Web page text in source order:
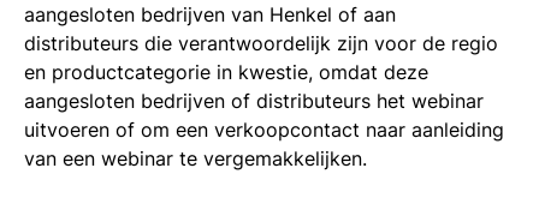
aangesloten bedrijven van Henkel of aan
distributeurs die verantwoordelijk zijn voor de regio
en productcategorie in kwestie, omdat deze
aangesloten bedrijven of distributeurs het webinar
uitvoeren of om een verkoopcontact naar aanleiding
van een webinar te vergemakkelijken.